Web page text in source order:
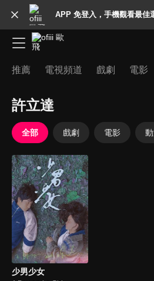
APP 免登入，手機觀看最佳
推薦 電視頻道 戲劇 電影
許立達
全部 戲劇 電影
少男少女